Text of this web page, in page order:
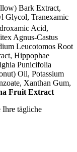
Bark Extract,
Glycol, Tranexamic
Acid,
Agnus-Castus
Leucotomos Root
Hippophae
Punicifolia
Oil, Potassium
Xanthan Gum,
Fruit Extract
tägliche